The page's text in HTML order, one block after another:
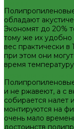
Душевые
Котельное
Гидравлические
Котлы газовые
Котлы
Баки мембранные
Баки для систем
Гасители
Водонагреватели
Бойлеры
Водонагреватели
Контрольно-
обладают
Экономят до 20%
тому же их удобно
вес практически в
при этом они
время
и не ржавеют, а с
собирается налет
монтируются на
очень мало
достоинств